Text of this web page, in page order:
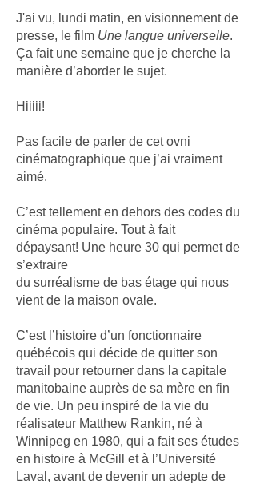
J'ai vu, lundi matin, en visionnement de
presse, le film Une langue universelle.
Ça fait une semaine que je cherche la
manière d’aborder le sujet.
Hiiiii!
Pas facile de parler de cet ovni
cinématographique que j’ai vraiment
aimé.
C’est tellement en dehors des codes du
cinéma populaire. Tout à fait
dépaysant! Une heure 30 qui permet de
s’extraire
du surréalisme de bas étage qui nous
vient de la maison ovale.
C’est l’histoire d’un fonctionnaire
québécois qui décide de quitter son
travail pour retourner dans la capitale
manitobaine auprès de sa mère en fin
de vie. Un peu inspiré de la vie du
réalisateur Matthew Rankin, né à
Winnipeg en 1980, qui a fait ses études
en histoire à McGill et à l’Université
Laval, avant de devenir un adepte de